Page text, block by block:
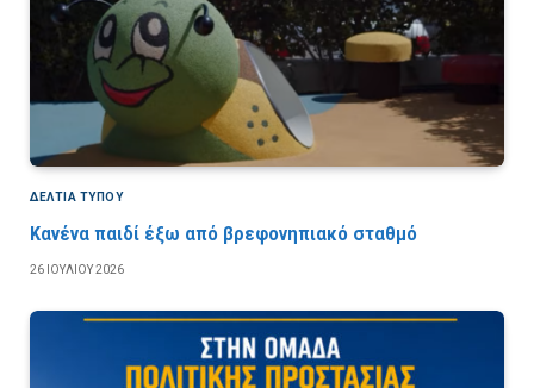
ΔΕΛΤΙΑ ΤΥΠΟΥ
Κανένα παιδί έξω από βρεφονηπιακό σταθμό
26 ΙΟΥΛΊΟΥ 2026